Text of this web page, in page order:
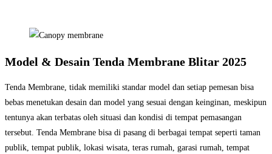
Model & Desain Tenda Membrane Blitar 2025
Tenda Membrane, tidak memiliki standar model dan setiap pemesan bisa
bebas menetukan desain dan model yang sesuai dengan keinginan, meskipun
tentunya akan terbatas oleh situasi dan kondisi di tempat pemasangan
tersebut. Tenda Membrane bisa di pasang di berbagai tempat seperti taman
publik, tempat publik, lokasi wisata, teras rumah, garasi rumah, tempat